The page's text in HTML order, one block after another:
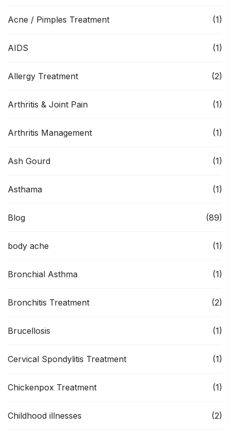
Acne / Pimples Treatment (1)
AIDS (1)
Allergy Treatment (2)
Arthritis & Joint Pain (1)
Arthritis Management (1)
Ash Gourd (1)
Asthama (1)
Blog (89)
body ache (1)
Bronchial Asthma (1)
Bronchitis Treatment (2)
Brucellosis (1)
Cervical Spondylitis Treatment (1)
Chickenpox Treatment (1)
Childhood illnesses (2)